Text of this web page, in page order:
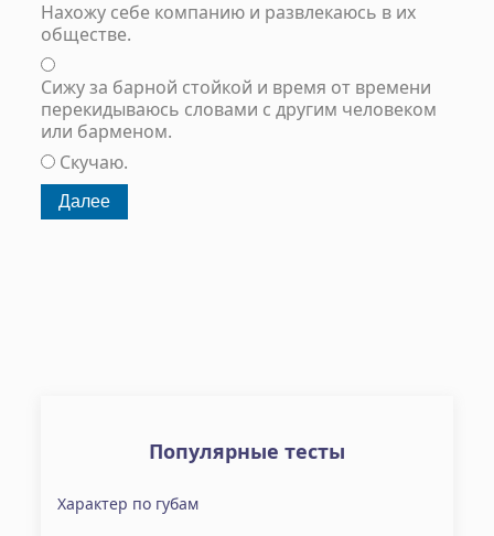
Нахожу себе компанию и развлекаюсь в их
обществе.
Сижу за барной стойкой и время от времени
перекидываюсь словами с другим человеком
или барменом.
Скучаю.
Популярные тесты
Характер по губам